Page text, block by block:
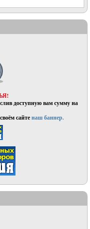
доступную вам сумму на
сайтенаш баннер.